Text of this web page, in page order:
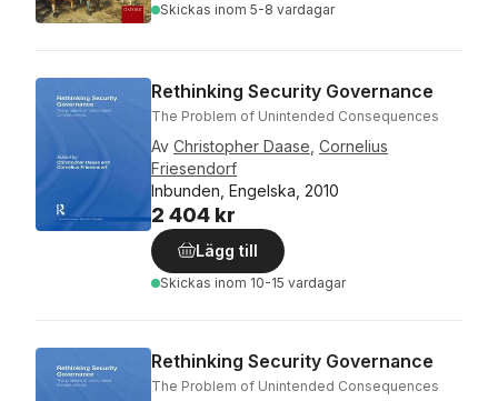
Skickas inom 5-8 vardagar
Rethinking Security Governance
The Problem of Unintended Consequences
Av Christopher Daase Cornelius
Friesendorf
Inbunden, Engelska, 2010
2 404 kr
Lägg till
Skickas inom 10-15 vardagar
Rethinking Security Governance
The Problem of Unintended Consequences